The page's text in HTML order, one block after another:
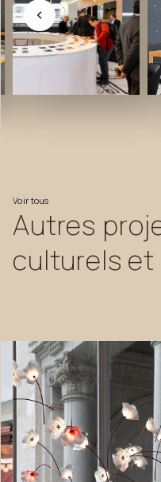
Voirtous
Autres
culturels et